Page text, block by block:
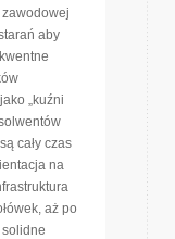
zawodowej
aby
„kuźni
cały czas
na
aż po